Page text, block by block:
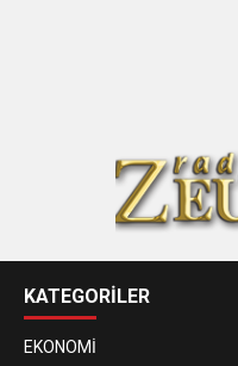
KATEGORİLER
EKONOMİ